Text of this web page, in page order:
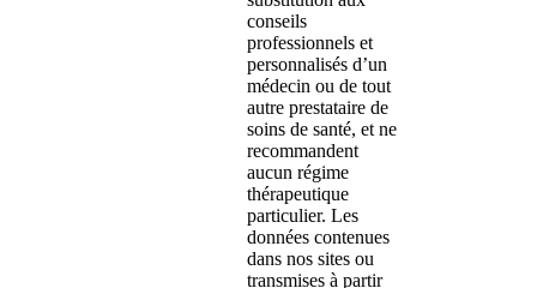
conseils
professionnels et
personnalisés d’un
médecin ou de tout
autre prestataire de
soins de santé, et ne
recommandent
aucun régime
thérapeutique
particulier. Les
données contenues
dans nos sites ou
transmises à partir